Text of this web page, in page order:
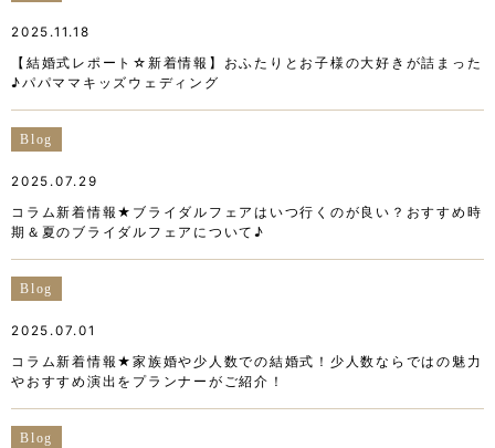
2025.11.18
【結婚式レポート☆新着情報】おふたりとお子様の大好きが詰まった
♪パパママキッズウェディング
Blog
2025.07.29
コラム新着情報★ブライダルフェアはいつ行くのが良い？おすすめ時
期＆夏のブライダルフェアについて♪
Blog
2025.07.01
コラム新着情報★家族婚や少人数での結婚式！少人数ならではの魅力
やおすすめ演出をプランナーがご紹介！
Blog